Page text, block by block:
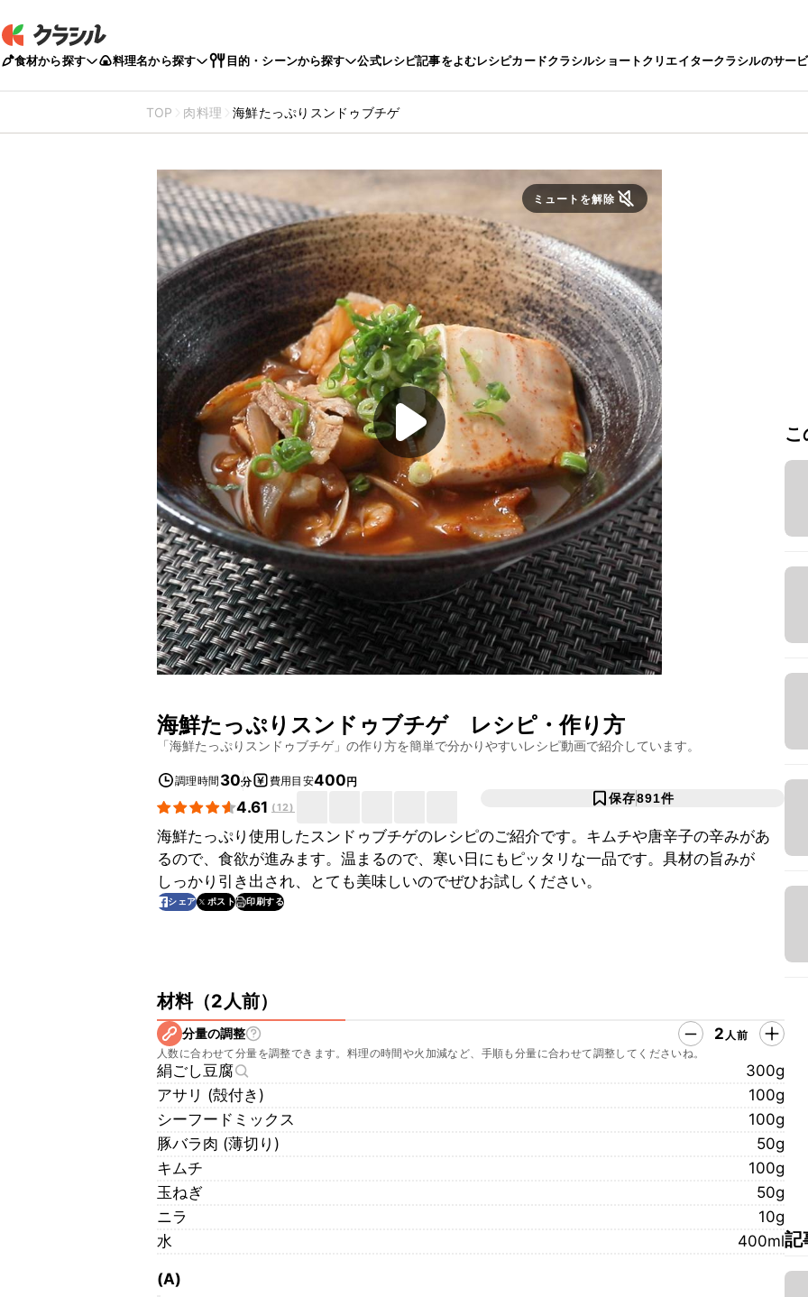
食材から探す 料理名から探す 目的・シーンから探す 公式レシピ記事をよむレシピカードクラシルショートクリエイタークラシルのサー
TOP 肉料理 海鮮たっぷりスンドゥブチゲ
ミュートを解除
海鮮たっぷりスンドゥブチゲレシピ・作り方
「海鮮たっぷりスンドゥブチゲ」の作り方を簡単で分かりやすいレシピ動画で紹介しています。
調理時間 30分 費用目安400円
4.61 (12)
保存891件
海鮮たっぷり使用したスンドゥブチゲのレシピのご紹介です。キムチや唐辛子の辛みがあ
るので、食欲が進みます。温まるので、寒い日にもピッタリな一品です。具材の旨みが
しっかり引き出され、とても美味しいのでぜひお試しください。
シェア ポスト 印刷する
材料（2人前）
分量の調整 2 人前
人数に合わせて分量を調整できます。料理の時間や火加減など、手順も分量に合わせて調整してくださいね。
絹ごし豆腐
300g
アサリ (殻付き)
100g
シーフードミックス
100g
豚バラ肉 (薄切り)
50g
キムチ
100g
玉ねぎ
50g
ニラ
10g
水
400ml
(A)
記